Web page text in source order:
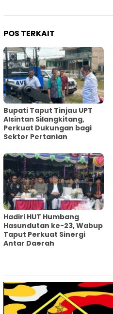
POS TERKAIT
Bupati Taput Tinjau UPT
Alsintan Silangkitang,
Perkuat Dukungan bagi
Sektor Pertanian
Hadiri HUT Humbang
Hasundutan ke-23, Wabup
Taput Perkuat Sinergi
Antar Daerah